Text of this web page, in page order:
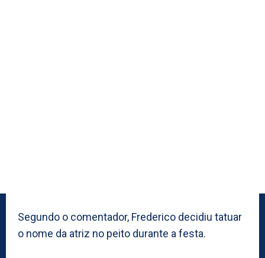
Segundo o comentador, Frederico decidiu tatuar
o nome da atriz no peito durante a festa.